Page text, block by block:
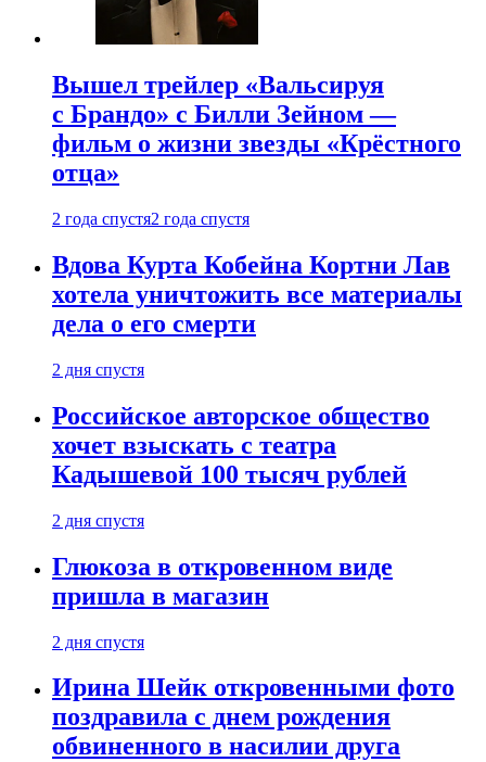
Вышел трейлер «Вальсируя
с Брандо» с Билли Зейном —
фильм о жизни звезды «Крёстного
отца»
2 года спустя2 года спустя
Вдова Курта Кобейна Кортни Лав
хотела уничтожить все материалы
дела о его смерти
2 дня спустя
Российское авторское общество
хочет взыскать с театра
Кадышевой 100 тысяч рублей
2 дня спустя
Глюкоза в откровенном виде
пришла в магазин
2 дня спустя
Ирина Шейк откровенными фото
поздравила с днем рождения
обвиненного в насилии друга